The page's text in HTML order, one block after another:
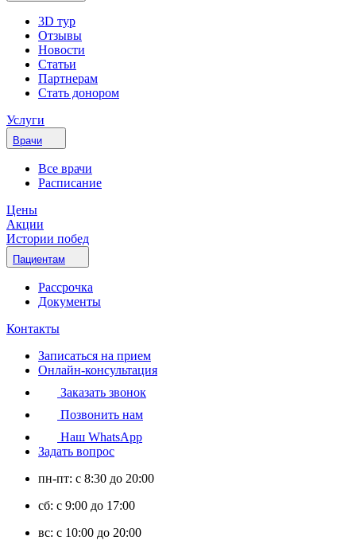
3D тур
Отзывы
Новости
Статьи
Партнерам
Стать донором
Услуги
Врачи
Все врачи
Расписание
Цены
Акции
Истории побед
Пациентам
Рассрочка
Документы
Контакты
Записаться на прием
Онлайн-консультация
Заказать звонок
Позвонить нам
Наш WhatsApp
Задать вопрос
пн-пт: с 8:30 до 20:00
сб: с 9:00 до 17:00
вс: с 10:00 до 20:00